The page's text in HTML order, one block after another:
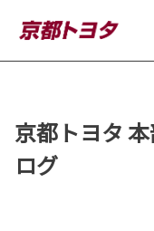
京都トヨタ
ログ